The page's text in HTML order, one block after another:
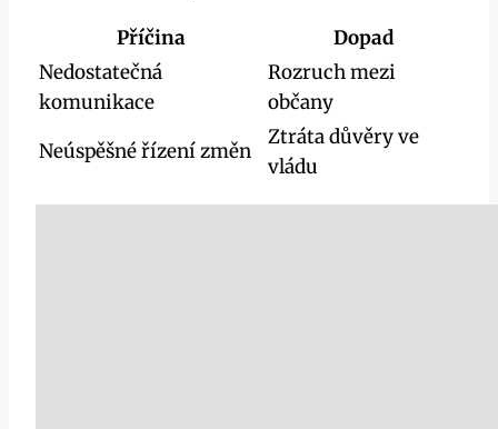
Příčina
Dopad
Nedostatečná
komunikace
Rozruch mezi
občany
Neúspěšné řízení změn
Ztráta důvěry ve
vládu